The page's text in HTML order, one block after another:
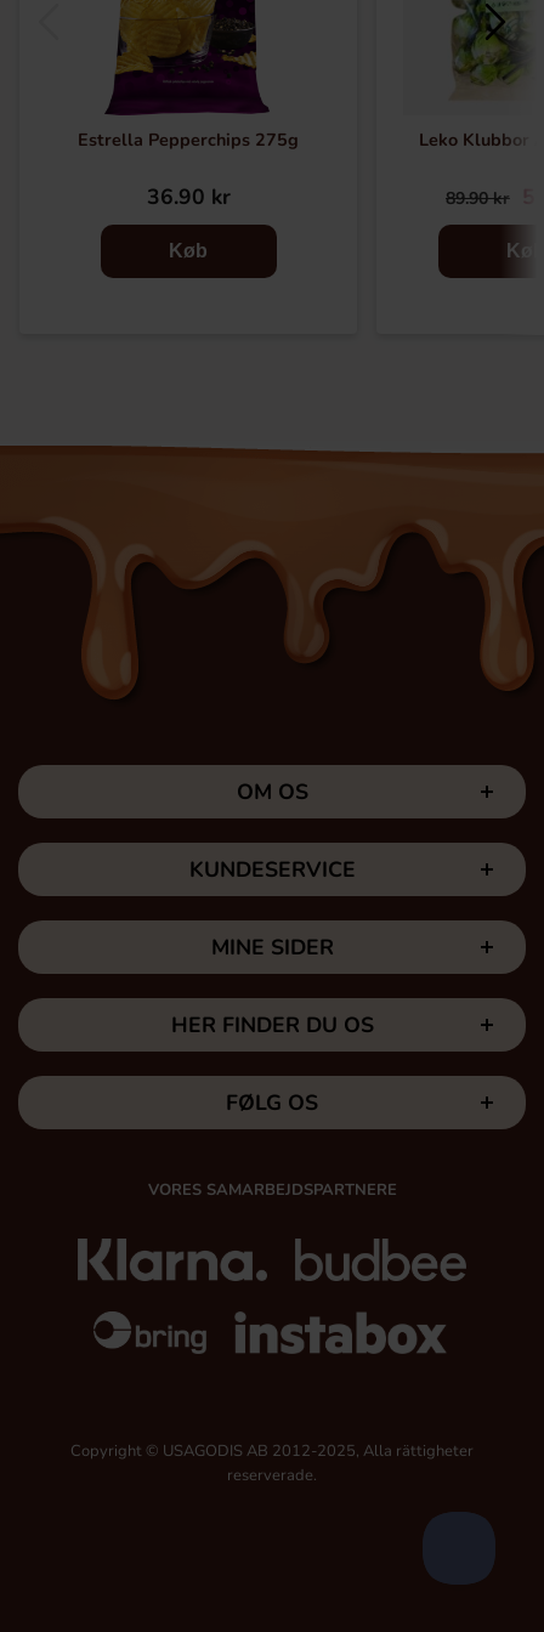
Estrella Pepperchips 275g
36.90 kr
Køb
Leko Klubbor
89.90 kr
Køb
OM OS
KUNDESERVICE
MINE SIDER
HER FINDER DU OS
FØLG OS
VORES SAMARBEJDSPARTNERE
Copyright © USAGODIS AB 2012-2025, Alla rättigheter
reserverade.